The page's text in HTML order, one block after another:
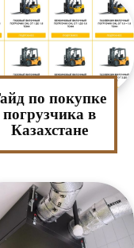
по покупке
погрузчика в
Казахстане